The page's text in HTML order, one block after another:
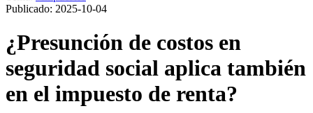
Publicado: 2025-10-04
¿Presunción de costos en
seguridad social aplica también
en el impuesto de renta?